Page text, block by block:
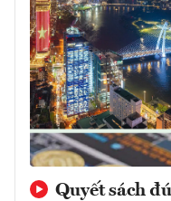
Quyết sách